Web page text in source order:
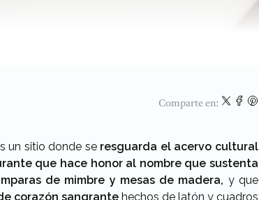
Comparte en:
un sitio donde se resguarda el acervo cultural
que hace honor al nombre que sustenta
de mimbre y mesas de madera, y que
corazón sangrante hechos de latón y cuadros